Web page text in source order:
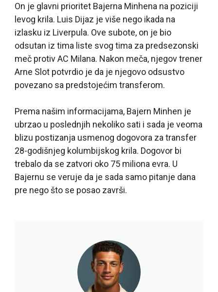
On je glavni prioritet Bajerna Minhena na poziciji
levog krila. Luis Dijaz je više nego ikada na
izlasku iz Liverpula. Ove subote, on je bio
odsutan iz tima liste svog tima za predsezonski
meč protiv AC Milana. Nakon meča, njegov trener
Arne Slot potvrdio je da je njegovo odsustvo
povezano sa predstojećim transferom.
Prema našim informacijama, Bajern Minhen je
ubrzao u poslednjih nekoliko sati i sada je veoma
blizu postizanja usmenog dogovora za transfer
28-godišnjeg kolumbijskog krila. Dogovor bi
trebalo da se zatvori oko 75 miliona evra. U
Bajernu se veruje da je sada samo pitanje dana
pre nego što se posao završi.